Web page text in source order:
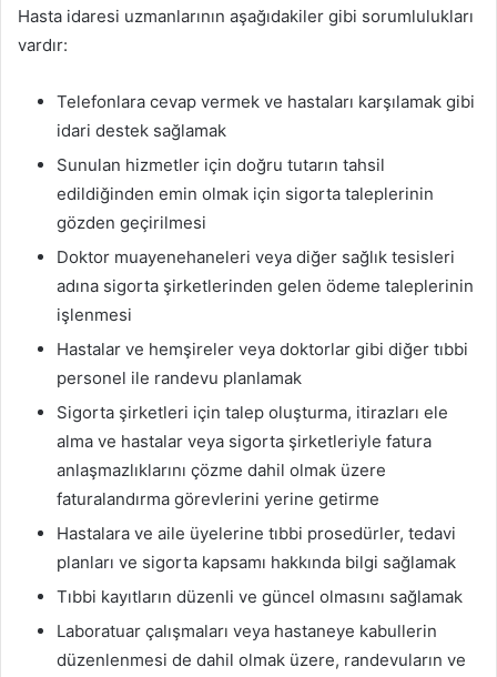
Hasta idaresi uzmanlarının aşağıdakiler gibi sorumlulukları
vardır:
Telefonlara cevap vermek ve hastaları karşılamak gibi
idari destek sağlamak
Sunulan hizmetler için doğru tutarın tahsil
edildiğinden emin olmak için sigorta taleplerinin
gözden geçirilmesi
Doktor muayenehaneleri veya diğer sağlık tesisleri
adına sigorta şirketlerinden gelen ödeme taleplerinin
işlenmesi
Hastalar ve hemşireler veya doktorlar gibi diğer tıbbi
personel ile randevu planlamak
Sigorta şirketleri için talep oluşturma, itirazları ele
alma ve hastalar veya sigorta şirketleriyle fatura
anlaşmazlıklarını çözme dahil olmak üzere
faturalandırma görevlerini yerine getirme
Hastalara ve aile üyelerine tıbbi prosedürler, tedavi
planları ve sigorta kapsamı hakkında bilgi sağlamak
Tıbbi kayıtların düzenli ve güncel olmasını sağlamak
Laboratuar çalışmaları veya hastaneye kabullerin
düzenlenmesi de dahil olmak üzere, randevuların ve